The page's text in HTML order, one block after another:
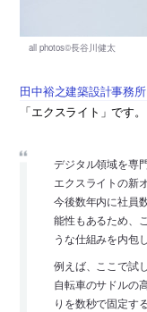
田中裕之建築設計事務所
「エクスライト」です。
デジタル領域を専
エクスライトの新
今後数年内に社員
能性もあるため、
うな仕組みを内包
例えば、ここで試
自転車のサドルの
りを数秒で固定す